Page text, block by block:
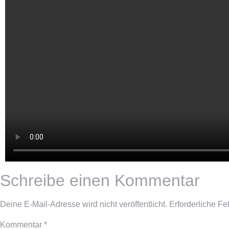
Schreibe einen Kommentar
Deine E-Mail-Adresse wird nicht veröffentlicht. Erforderliche
Kommentar *